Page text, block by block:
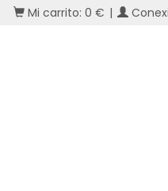
Mi carrito: 0 € |